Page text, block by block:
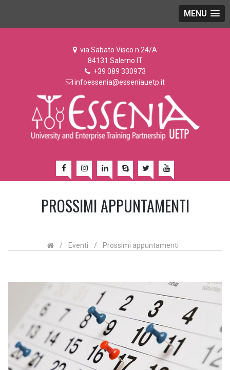
MENU
via Sabato Visco n.24/A
84131 Salerno IT
+39 089 330973
infoessenia@esseniauetp.it
PROSSIMI APPUNTAMENTI
/ Eventi / Prossimi appuntamenti